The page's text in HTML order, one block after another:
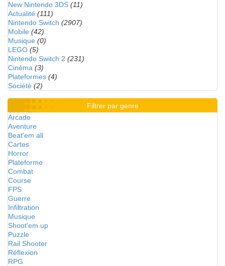
New Nintendo 3DS (11)
Actualité (111)
Nintendo Switch (2907)
Mobile (42)
Musique (0)
LEGO (5)
Nintendo Switch 2 (231)
Cinéma (3)
Plateformes (4)
Société (2)
Filtrer par genre
Arcade
Aventure
Beat'em all
Cartes
Horror
Plateforme
Combat
Course
FPS
Guerre
Infiltration
Musique
Shoot'em up
Puzzle
Rail Shooter
Réflexion
RPG